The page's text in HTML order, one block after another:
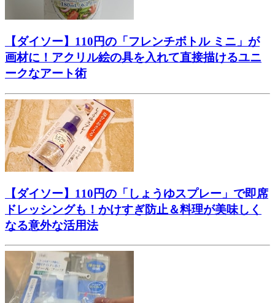
【ダイソー】110円の「フレンチボトル ミニ」が
画材に！アクリル絵の具を入れて直接描けるユニ
ークなアート術
【ダイソー】110円の「しょうゆスプレー」で即席
ドレッシングも！かけすぎ防止＆料理が美味しく
なる意外な活用法